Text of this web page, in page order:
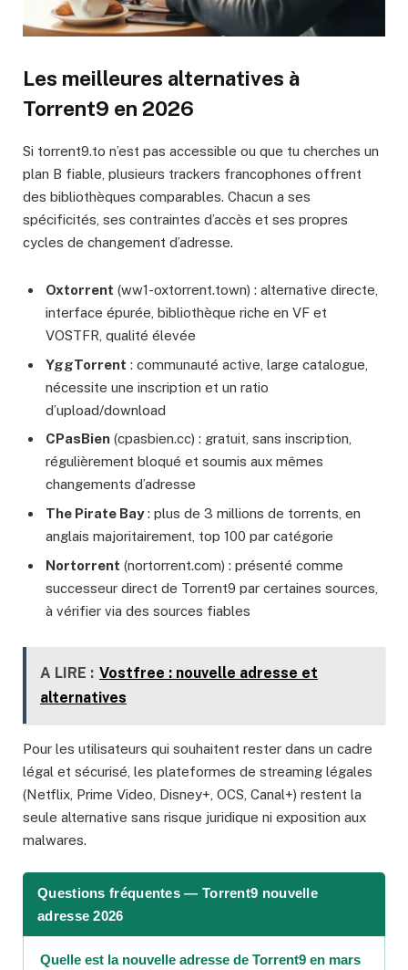
Les meilleures alternatives à
Torrent9 en 2026
Si torrent9.to n’est pas accessible ou que tu cherches un
plan B fiable, plusieurs trackers francophones offrent
des bibliothèques comparables. Chacun a ses
spécificités, ses contraintes d’accès et ses propres
cycles de changement d’adresse.
Oxtorrent (ww1-oxtorrent.town) : alternative directe,
interface épurée, bibliothèque riche en VF et
VOSTFR, qualité élevée
YggTorrent : communauté active, large catalogue,
nécessite une inscription et un ratio
d’upload/download
CPasBien (cpasbien.cc) : gratuit, sans inscription,
régulièrement bloqué et soumis aux mêmes
changements d’adresse
The Pirate Bay: plus de 3 millions de torrents, en
anglais majoritairement, top 100 par catégorie
Nortorrent (nortorrent.com) : présenté comme
successeur direct de Torrent9 par certaines sources,
à vérifier via des sources fiables
A LIRE : Vostfree : nouvelle adresse et
alternatives
Pour les utilisateurs qui souhaitent rester dans un cadre
légal et sécurisé, les plateformes de streaming légales
(Netflix, Prime Video, Disney+, OCS, Canal+) restent la
seule alternative sans risque juridique ni exposition aux
malwares.
Questions fréquentes — Torrent9 nouvelle
adresse 2026
Quelle est la nouvelle adresse de Torrent9 en mars